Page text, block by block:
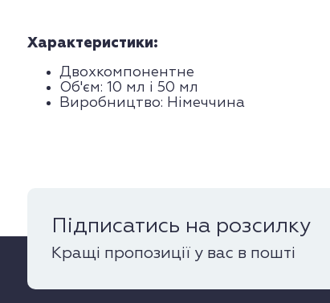
Характеристики:
Двохкомпонентне
Об'єм: 10 мл і 50 мл
Виробництво: Німеччина
Підписатись на розсилку
Кращі пропозиції у вас в пошті